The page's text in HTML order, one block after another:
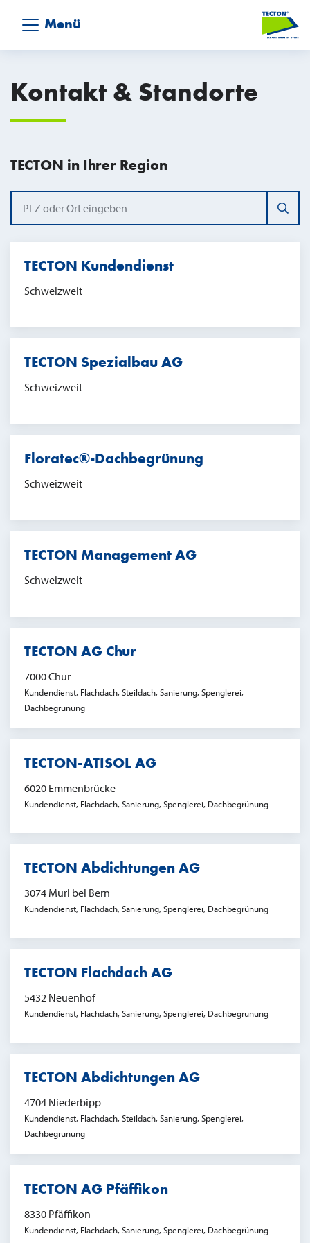
Menü
Kontakt & Standorte
TECTON in Ihrer Region
TECTON Kundendienst
Schweizweit
TECTON Spezialbau AG
Schweizweit
Floratec®-Dachbegrünung
Schweizweit
TECTON Management AG
Schweizweit
TECTON AG Chur
7000 Chur
Kundendienst, Flachdach, Steildach, Sanierung, Spenglerei,
Dachbegrünung
TECTON-ATISOL AG
6020 Emmenbrücke
Kundendienst, Flachdach, Sanierung, Spenglerei, Dachbegrünung
TECTON Abdichtungen AG
3074 Muri bei Bern
Kundendienst, Flachdach, Sanierung, Spenglerei, Dachbegrünung
TECTON Flachdach AG
5432 Neuenhof
Kundendienst, Flachdach, Sanierung, Spenglerei, Dachbegrünung
TECTON Abdichtungen AG
4704 Niederbipp
Kundendienst, Flachdach, Steildach, Sanierung, Spenglerei,
Dachbegrünung
TECTON AG Pfäffikon
8330 Pfäffikon
Kundendienst, Flachdach, Sanierung, Spenglerei, Dachbegrünung